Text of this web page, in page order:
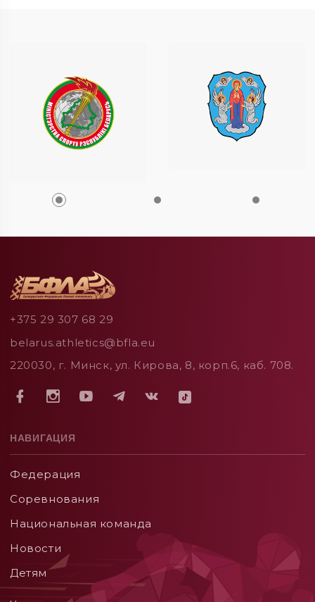
+375 29 307 68 29
belarus.athletics@bfla.eu
220030, г. Минск, ул. Кирова, 8, корп.6, каб. 708.
НАВИГАЦИЯ
Федерация
Соревнования
Национальная команда
Новости
Детям